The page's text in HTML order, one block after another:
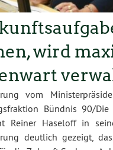
wird
vom
Bündnis 90/Die
Reiner Haseloff in
deutlich gezeigt,